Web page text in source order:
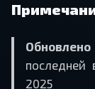
последней
2025